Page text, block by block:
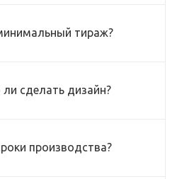
тираж?
сделать дизайн?
производства?